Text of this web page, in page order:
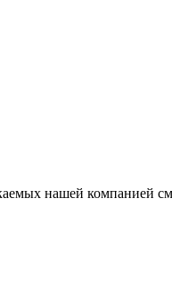
нашей компанией